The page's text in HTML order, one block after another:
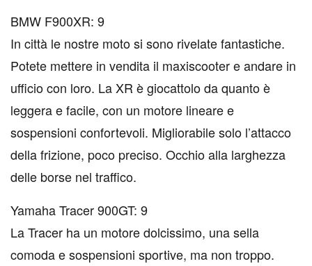
BMW F900XR: 9
In città le nostre moto si sono rivelate fantastiche.
Potete mettere in vendita il maxiscooter e andare in
ufficio con loro. La XR è giocattolo da quanto è
leggera e facile, con un motore lineare e
sospensioni confortevoli. Migliorabile solo l’attacco
della frizione, poco preciso. Occhio alla larghezza
delle borse nel traffico.
Yamaha Tracer 900GT: 9
La Tracer ha un motore dolcissimo, una sella
comoda e sospensioni sportive, ma non troppo.